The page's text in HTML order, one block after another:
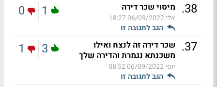
38
. מיסוי שכר דירה
אלי06/09/2022 18:27
הגב לתגובה זו
1
0
37
. שכר דירה זה לנצח ואילו
משכנתא נגמרת והדירה שלך
יוסי06/09/2022 08:52
הגב לתגובה זו
3
1